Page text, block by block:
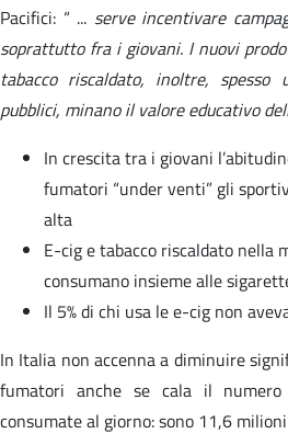
Pacifici: “ ... serve incentivare
soprattutto fra i giovani. I nuovi
tabacco riscaldato, inoltre,
pubblici, minano il valore educativo
In crescita tra i giovani
fumatori “under venti” gli
alta
E-cig e tabacco riscaldato nella
consumano insieme alle
Il 5% di chi usa le e-cig non
In Italia non accenna a diminuire
fumatori anche se cala il
consumate al giorno: sono 11,6